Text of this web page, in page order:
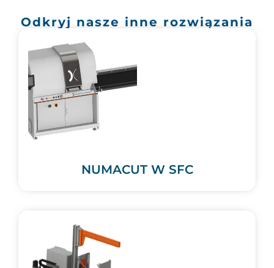
Odkryj nasze inne rozwiązania
NUMACUT W SFC